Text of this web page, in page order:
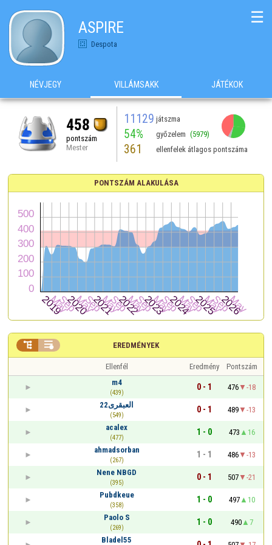
ASPIRE
Despota
☰
NÉVJEGY VILLÁMSAKK JÁTÉKOK
458
pontszám
Mester
11129 játszma
54% győzelem (5979)
361 ellenfelek átlagos pontszáma
PONTSZÁM ALAKULÁSA
EREDMÉNYEK
 
Ellenfél Eredmény
Pontszám
m4
(439)
0 - 1 476
-18
العبقرى22
(549)
0 - 1 489
-13
acalex
(477)
1 - 0 473
16
ahmadsorban
(267)
1 - 1 486
-13
Nene NBGD
(395)
0 - 1 507
-21
Pubdkeue
(358)
1 - 0 497
10
Paolo S
(269)
1 - 0 490
7
Bladel55